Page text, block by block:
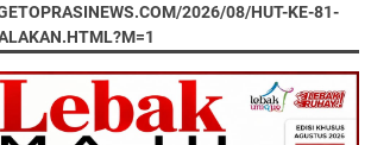
2026/08/HUT-KE-81-